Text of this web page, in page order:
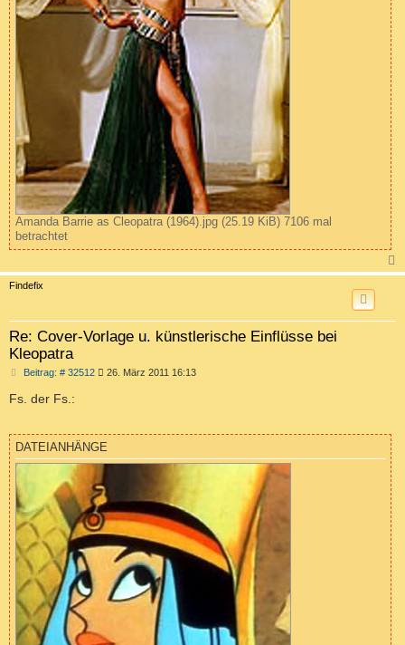
Amanda Barrie as Cleopatra (1964).jpg (25.19 KiB) 7106 mal
betrachtet
a
Findefix
Re: Cover-Vorlage u. künstlerische Einflüsse bei
Kleopatra
Beitrag: # 32512B
g
26. März 2011 16:13
Fs. der Fs.:
DATEIANHÄNGE